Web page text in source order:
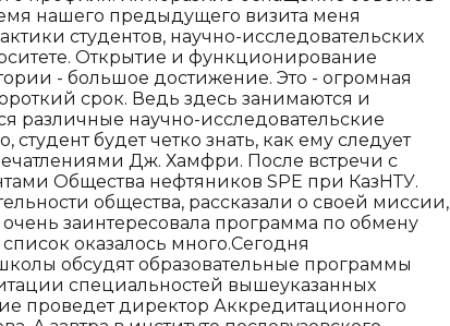
нашего предыдущего визита меня
студентов, научно-исследовательских
Открытие и функционирование
- большое достижение. Это - огромная
срок. Ведь здесь занимаются и
различные научно-исследовательские
будет четко знать, как ему следует
Дж. Хамфри. После встречи с
Общества нефтяников SPE при КазНТУ.
общества, рассказали о своей миссии,
заинтересовала программа по обмену
оказалось много.Сегодня
обсудят образовательные программы
специальностей вышеуказанных
проведет директор Аккредитационного